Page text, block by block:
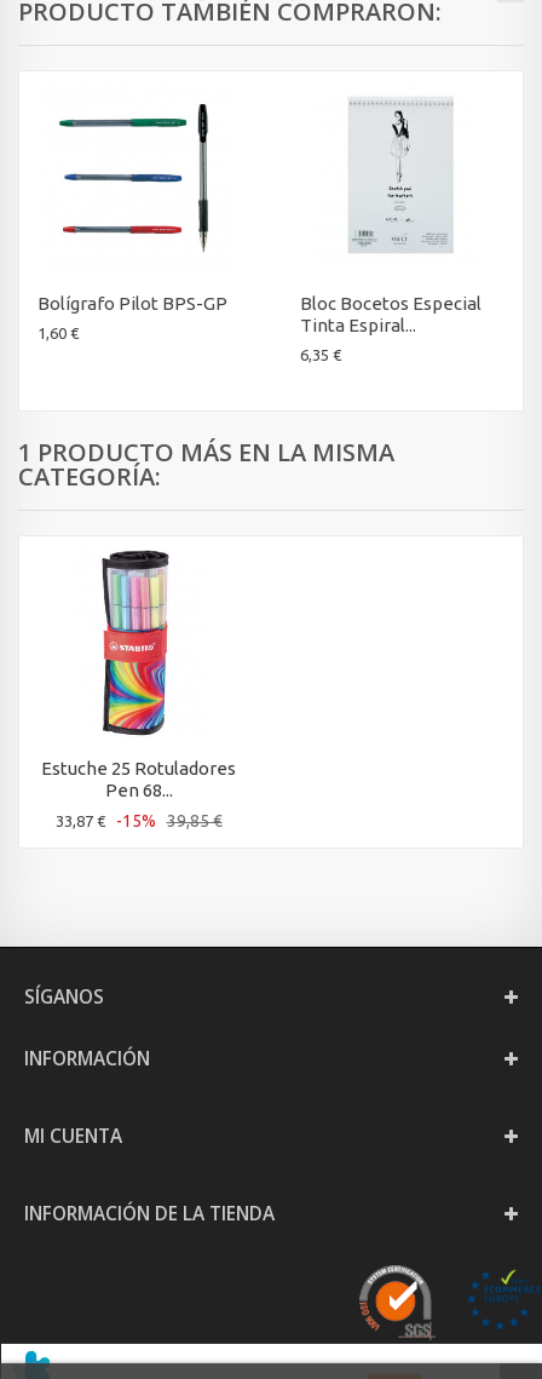
PRODUCTO TAMBIÉN COMPRARON:
Bolígrafo Pilot BPS-GP
1,60 €
Bloc Bocetos Especial
Tinta Espiral...
6,35 €
1 PRODUCTO MÁS EN LA MISMA
CATEGORÍA:
Estuche 25 Rotuladores
Pen 68...
33,87 € -15% 39,85 €
SÍGANOS
INFORMACIÓN
MI CUENTA
INFORMACIÓN DE LA TIENDA